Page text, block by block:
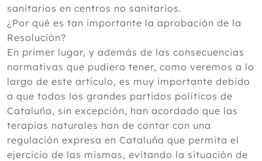
sanitarios en centros no sanitarios.
¿Por qué es tan importante la aprobación de la
Resolución?
En primer lugar, y además de las consecuencias
normativas que pudiera tener, como veremos a lo
largo de este artículo, es muy importante debido
a que todos los grandes partidos políticos de
Cataluña, sin excepción, han acordado que las
terapias naturales han de contar con una
regulación expresa en Cataluña que permita el
ejercicio de las mismas, evitando la situación de